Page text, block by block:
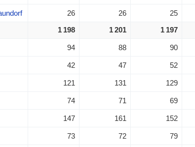
26 26 25
1 198 1 201 1 197
94 88 90
42 47 52
121 131 129
74 71 69
147 161 152
73 72 79